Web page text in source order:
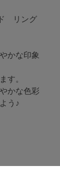
リング
かな印象
す。
かな色彩
う♪